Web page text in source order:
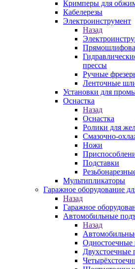
Кримперы для
Кабелерезы
Электроинструмент
Назад
прессы
Ручные
Ленточные
Установки для
Оснастка
Назад
Оснастка
Ролики для
Смазочно-
Ножи
Подставки
Мультипликаторы
Гаражное оборудование
Назад
Гаражное
Автомобильные
Назад
Одностоечные
Двухстоечные